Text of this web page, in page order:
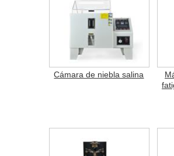
Cámara de niebla salina